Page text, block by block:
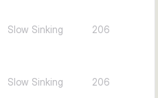
Slow Sinking 206
Slow Sinking 206